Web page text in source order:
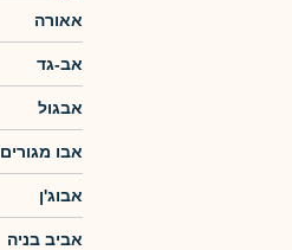
אאורה
אב-גד
אבגול
אבו מגורים
אבוג'ן
אביב בניה